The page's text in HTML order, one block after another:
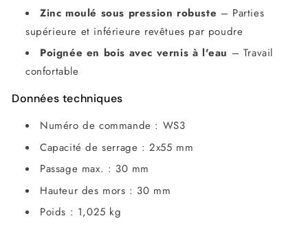
Zinc moulé sous pression robuste – Parties
supérieure et inférieure revêtues par poudre
Poignée en bois avec vernis à l'eau – Travail
confortable
Données techniques
Numéro de commande : WS3
Capacité de serrage : 2x55 mm
Passage max. : 30 mm
Hauteur des mors : 30 mm
Poids : 1,025 kg